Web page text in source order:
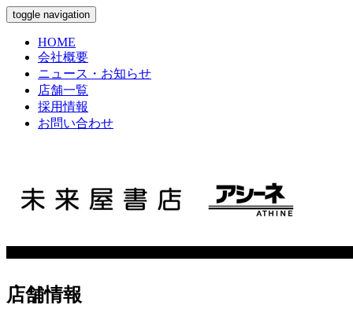
toggle navigation
HOME
会社概要
ニュース・お知らせ
店舗一覧
採用情報
お問い合わせ
店舗情報